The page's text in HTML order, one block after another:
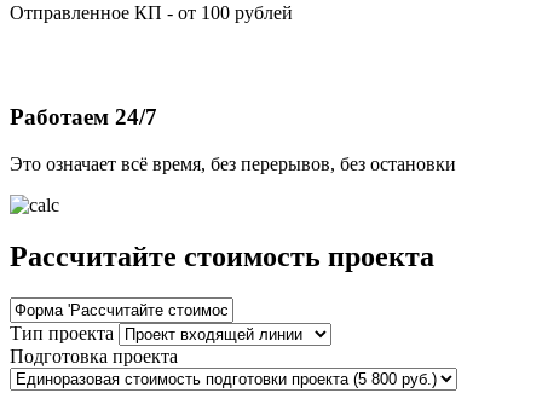
Отправленное КП - от 100 рублей
Работаем 24/7
Это означает всё время, без перерывов, без остановки
Рассчитайте стоимость проекта
Тип проекта
Подготовка проекта